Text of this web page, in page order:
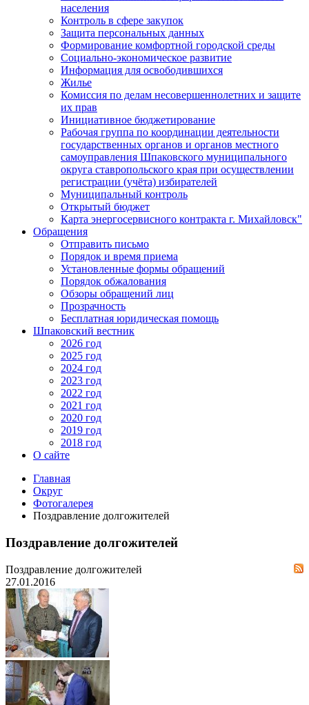
населения
Контроль в сфере закупок
Защита персональных данных
Формирование комфортной городской среды
Социально-экономическое развитие
Информация для освободившихся
Жилье
Комиссия по делам несовершеннолетних и защите
их прав
Инициативное бюджетирование
Рабочая группа по координации деятельности
государственных органов и органов местного
самоуправления Шпаковского муниципального
округа ставропольского края при осуществлении
регистрации (учёта) избирателей
Муниципальный контроль
Открытый бюджет
Карта энергосервисного контракта г. Михайловск"
Обращения
Отправить письмо
Порядок и время приема
Установленные формы обращений
Порядок обжалования
Обзоры обращений лиц
Прозрачность
Бесплатная юридическая помощь
Шпаковский вестник
2026 год
2025 год
2024 год
2023 год
2022 год
2021 год
2020 год
2019 год
2018 год
О сайте
Главная
Округ
Фотогалерея
Поздравление долгожителей
Поздравление долгожителей
Поздравление долгожителей
27.01.2016